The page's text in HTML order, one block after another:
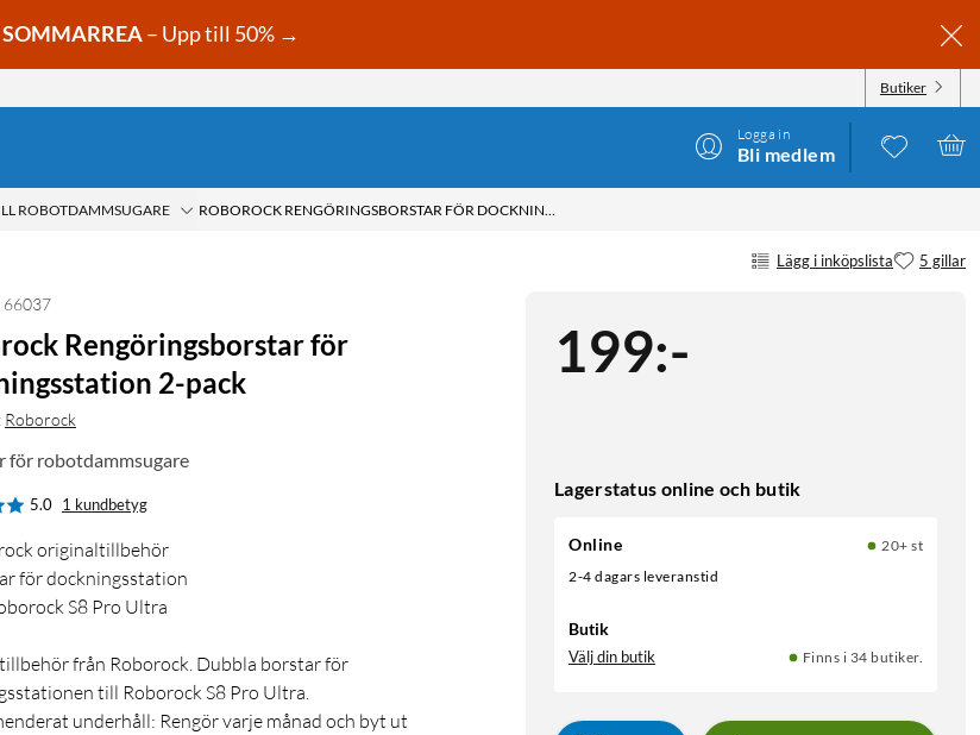
SOMMARREA– Upp till 50% →
Butiker
Logga in
Bli medlem
ROBOTDAMMSUGARE ROBOROCK RENGÖRINGSBORSTAR FÖR DOCKNINGSSTATION 2-PACK
Lägg i inköpslista 5 gillar
199:-
Lagerstatus online och butik
Online
20+ st
2-4 dagars leveranstid
Butik
Välj din butik Finns i 34 butiker.
Rengöringsborstar för
2-pack
Roborock
för robotdammsugare
5.0 1 kundbetyg
originaltillbehör
för dockningsstation
S8 Pro Ultra
från Roborock. Dubbla borstar för
till Roborock S8 Pro Ultra.
underhåll: Rengör varje månad och byt ut